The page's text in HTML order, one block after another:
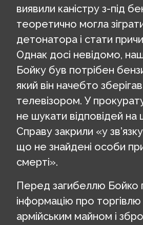
виявили каністру з-під
теоретично могла
детонатора і стати
Однак досі невідомо,
Бойку був потрібен
який він начебто зберігав
телевізором. У
не шукати відповідей на
Справу закрили «у
що не знайдені особи
смерті».
Перед загибеллю Бойко
інформацію про торгівлю
армійським майном і